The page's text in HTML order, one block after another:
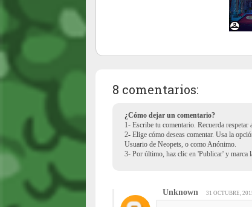
8 comentarios:
¿Cómo dejar un comentario?
1- Escribe tu comentario. Recuerda
2- Elige cómo deseas comentar. Usa la
Usuario de Neopets, o como Anónimo.
3- Por último, haz clic en 'Publicar' y marca
Unknown 31 OCTUBRE,